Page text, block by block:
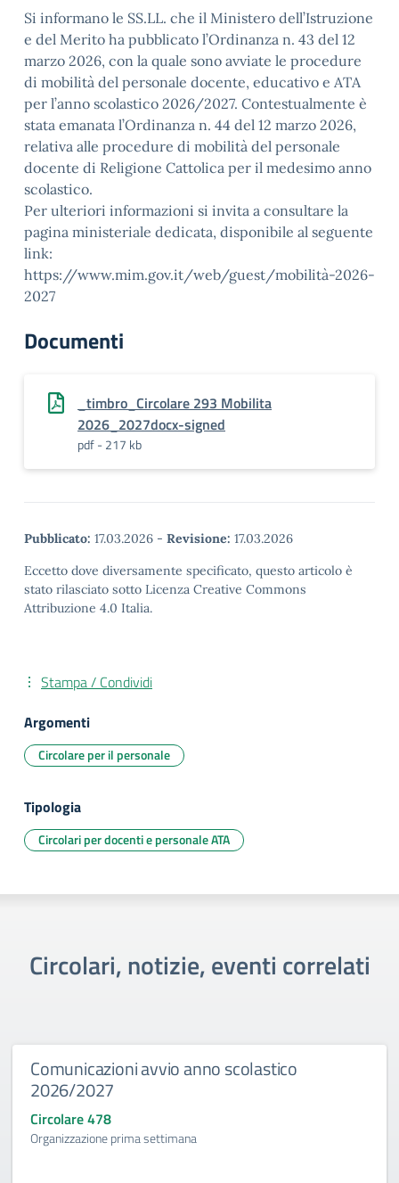
Si informano le SS.LL. che il Ministero dell’Istruzione
e del Merito ha pubblicato l’Ordinanza n. 43 del 12
marzo 2026, con la quale sono avviate le procedure
di mobilità del personale docente, educativo e ATA
per l’anno scolastico 2026/2027. Contestualmente è
stata emanata l’Ordinanza n. 44 del 12 marzo 2026,
relativa alle procedure di mobilità del personale
docente di Religione Cattolica per il medesimo anno
scolastico.
Per ulteriori informazioni si invita a consultare la
pagina ministeriale dedicata, disponibile al seguente
link:
https://www.mim.gov.it/web/guest/mobilità-2026-
2027
Documenti
_timbro_Circolare 293 Mobilita
2026_2027docx-signed
pdf - 217 kb
Pubblicato: 17.03.2026 - Revisione: 17.03.2026
Eccetto dove diversamente specificato, questo articolo è
stato rilasciato sotto Licenza Creative Commons
Attribuzione 4.0 Italia.
Stampa / Condividi
Argomenti
Circolare per il personale
Tipologia
Circolari per docenti e personale ATA
Circolari, notizie, eventi correlati
Comunicazioni avvio anno scolastico
2026/2027
Circolare 478
Organizzazione prima settimana